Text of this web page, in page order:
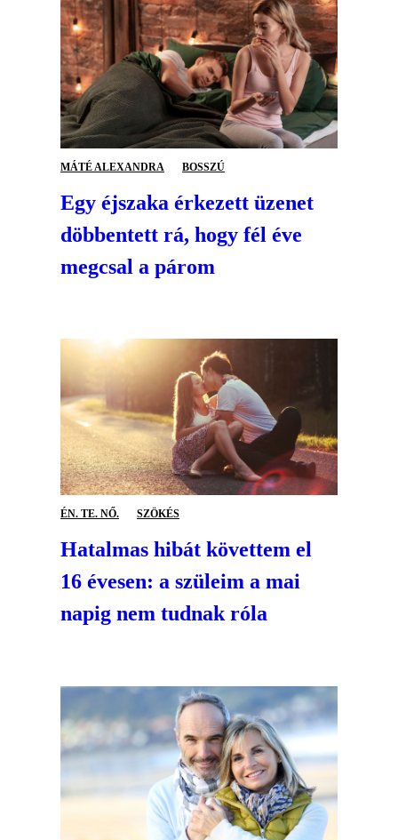
MÁTÉ ALEXANDRA BOSSZÚ
Egy éjszaka érkezett üzenet
döbbentett rá, hogy fél éve
megcsal a párom
ÉN. TE. NŐ. SZÖKÉS
Hatalmas hibát követtem el
16 évesen: a szüleim a mai
napig nem tudnak róla